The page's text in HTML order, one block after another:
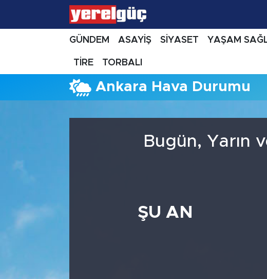
GÜNDEM ASAYİŞ SİYASET YAŞAM
TİRE TORBALI
Ankara Hava Durumu
Bugün, Yarın
ŞU AN